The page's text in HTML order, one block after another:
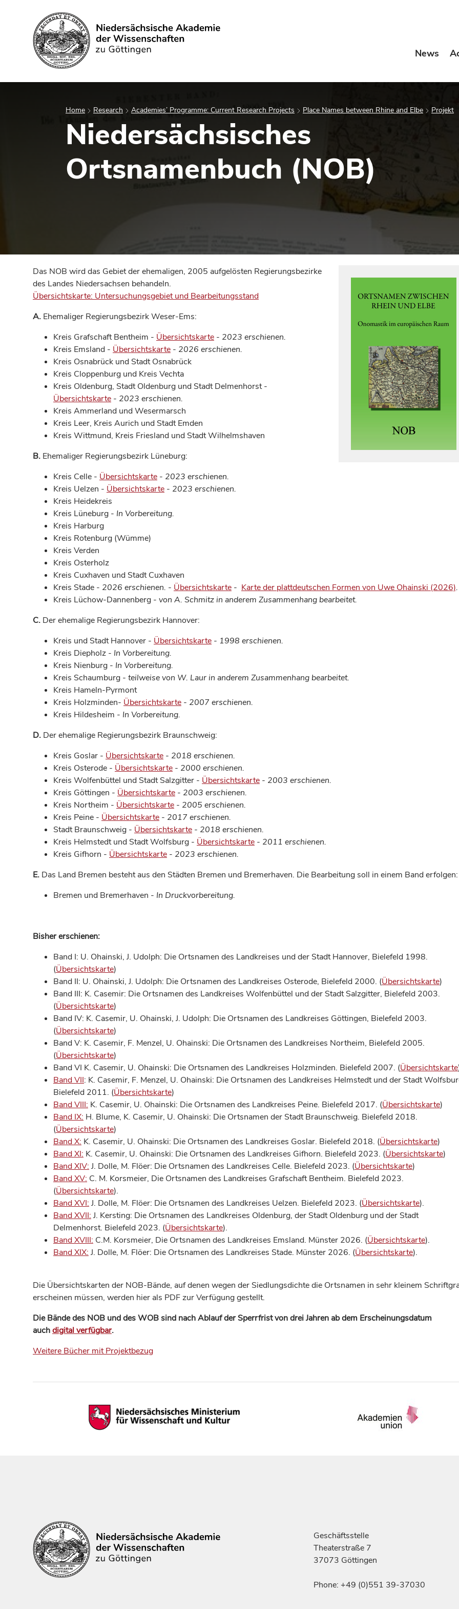
Search News
Home Research Academies’ Programme: Current Research Projects Place Names between Rhine and Elbe Projekt
Niedersächsisches
Ortsnamenbuch (NOB)
Das NOB wird das Gebiet der ehemaligen, 2005 aufgelösten Regierungsbezirke
des Landes Niedersachsen behandeln.
Übersichtskarte: Untersuchungsgebiet und Bearbeitungsstand
A. Ehemaliger Regierungsbezirk Weser-Ems:
Kreis Grafschaft Bentheim - Übersichtskarte - 2023 erschienen.
Kreis Emsland - Übersichtskarte - 2026 erschienen.
Kreis Osnabrück und Stadt Osnabrück
Kreis Cloppenburg und Kreis Vechta
Kreis Oldenburg, Stadt Oldenburg und Stadt Delmenhorst -
Übersichtskarte - 2023 erschienen.
Kreis Ammerland und Wesermarsch
Kreis Leer, Kreis Aurich und Stadt Emden
Kreis Wittmund, Kreis Friesland und Stadt Wilhelmshaven
B. Ehemaliger Regierungsbezirk Lüneburg:
Kreis Celle - Übersichtskarte - 2023 erschienen.
Kreis Uelzen - Übersichtskarte - 2023 erschienen.
Kreis Heidekreis
Kreis Lüneburg - In Vorbereitung.
Kreis Harburg
Kreis Rotenburg (Wümme)
Kreis Verden
Kreis Osterholz
Kreis Cuxhaven und Stadt Cuxhaven
Kreis Stade - 2026 erschienen. - Übersichtskarte - Karte der plattdeutschen Formen von Uwe Ohainski (2026).
Kreis Lüchow-Dannenberg - von A. Schmitz in anderem Zusammenhang bearbeitet.
C. Der ehemalige Regierungsbezirk Hannover:
Kreis und Stadt Hannover - Übersichtskarte - 1998 erschienen.
Kreis Diepholz - In Vorbereitung.
Kreis Nienburg - In Vorbereitung.
Kreis Schaumburg - teilweise von W. Laur in anderem Zusammenhang bearbeitet.
Kreis Hameln-Pyrmont
Kreis Holzminden- Übersichtskarte - 2007 erschienen.
Kreis Hildesheim - In Vorbereitung.
D. Der ehemalige Regierungsbezirk Braunschweig:
Kreis Goslar - Übersichtskarte - 2018 erschienen.
Kreis Osterode - Übersichtskarte - 2000 erschienen.
Kreis Wolfenbüttel und Stadt Salzgitter - Übersichtskarte - 2003 erschienen.
Kreis Göttingen - Übersichtskarte - 2003 erschienen.
Kreis Northeim - Übersichtskarte - 2005 erschienen.
Kreis Peine - Übersichtskarte - 2017 erschienen.
Stadt Braunschweig - Übersichtskarte - 2018 erschienen.
Kreis Helmstedt und Stadt Wolfsburg - Übersichtskarte - 2011 erschienen.
Kreis Gifhorn - Übersichtskarte - 2023 erschienen.
E. Das Land Bremen besteht aus den Städten Bremen und Bremerhaven. Die Bearbeitung soll in einem Band erfolgen:
Bremen und Bremerhaven - In Druckvorbereitung.
Bisher erschienen:
Band I: U. Ohainski, J. Udolph: Die Ortsnamen des Landkreises und der Stadt Hannover, Bielefeld 1998.
(Übersichtskarte)
Band II: U. Ohainski, J. Udolph: Die Ortsnamen des Landkreises Osterode, Bielefeld 2000. (Übersichtskarte)
Band III: K. Casemir: Die Ortsnamen des Landkreises Wolfenbüttel und der Stadt Salzgitter, Bielefeld 2003.
(Übersichtskarte)
Band IV: K. Casemir, U. Ohainski, J. Udolph: Die Ortsnamen des Landkreises Göttingen, Bielefeld 2003.
(Übersichtskarte)
Band V: K. Casemir, F. Menzel, U. Ohainski: Die Ortsnamen des Landkreises Northeim, Bielefeld 2005.
(Übersichtskarte)
Band VI K. Casemir, U. Ohainski: Die Ortsnamen des Landkreises Holzminden. Bielefeld 2007. (Übersichtskarte
Band VII: K. Casemir, F. Menzel, U. Ohainski: Die Ortsnamen des Landkreises Helmstedt und der Stadt
Bielefeld 2011. (Übersichtskarte)
Band VIII: K. Casemir, U. Ohainski: Die Ortsnamen des Landkreises Peine. Bielefeld 2017. (Übersichtskarte)
Band IX: H. Blume, K. Casemir, U. Ohainski: Die Ortsnamen der Stadt Braunschweig. Bielefeld 2018.
(Übersichtskarte)
Band X: K. Casemir, U. Ohainski: Die Ortsnamen des Landkreises Goslar. Bielefeld 2018. (Übersichtskarte)
Band XI: K. Casemir, U. Ohainski: Die Ortsnamen des Landkreises Gifhorn. Bielefeld 2023. (Übersichtskarte)
Band XIV: J. Dolle, M. Flöer: Die Ortsnamen des Landkreises Celle. Bielefeld 2023. (Übersichtskarte)
Band XV: C. M. Korsmeier, Die Ortsnamen des Landkreises Grafschaft Bentheim. Bielefeld 2023.
(Übersichtskarte).
Band XVI: J. Dolle, M. Flöer: Die Ortsnamen des Landkreises Uelzen. Bielefeld 2023. (Übersichtskarte).
Band XVII: J. Kersting: Die Ortsnamen des Landkreises Oldenburg, der Stadt Oldenburg und der Stadt
Delmenhorst. Bielefeld 2023. (Übersichtskarte).
Band XVIII: C.M. Korsmeier, Die Ortsnamen des Landkreises Emsland. Münster 2026. (Übersichtskarte).
Band XIX: J. Dolle, M. Flöer: Die Ortsnamen des Landkreises Stade. Münster 2026. (Übersichtskarte).
Die Übersichtskarten der NOB-Bände, auf denen wegen der Siedlungsdichte die Ortsnamen in sehr kleinem
erscheinen müssen, werden hier als PDF zur Verfügung gestellt.
Die Bände des NOB und des WOB sind nach Ablauf der Sperrfrist von drei Jahren ab dem Erscheinungsdatum
auchdigital verfügbar.
Weitere Bücher mit Projektbezug
Geschäftsstelle
Theaterstraße 7
37073 Göttingen
Phone: +49 (0)551 39-37030